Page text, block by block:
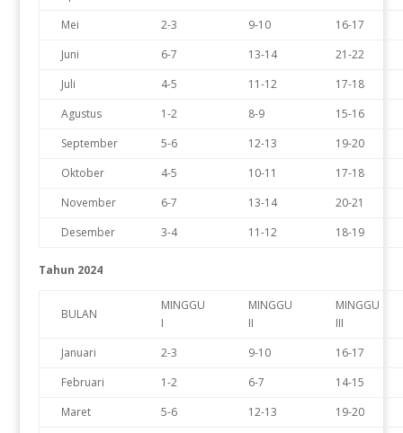
Mei
2-3 9-10
16-17
Juni
6-7 13-14
21-22
Juli
4-5 11-12
17-18
Agustus
1-2 8-9
15-16
September
5-6 12-13
19-20
Oktober
4-5 10-11
17-18
November
6-7 13-14
20-21
Desember
3-4 11-12 18-19
Tahun 2024
BULAN
MINGGU
I
MINGGU
II
MINGGU
III
Januari
2-3 9-10
16-17
Februari
1-2 6-7
14-15
Maret
5-6 12-13
19-20